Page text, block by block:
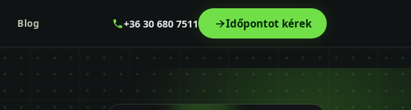
Blog +36 30 680 7511 Időpontot kérek